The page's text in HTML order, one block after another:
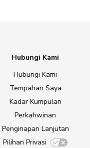
Hubungi Kami
Hubungi Kami
Tempahan Saya
Kadar Kumpulan
Perkahwinan
Penginapan Lanjutan
Pilihan Privasi